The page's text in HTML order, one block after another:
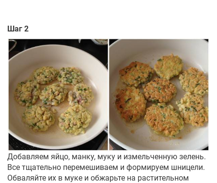
Шаг 2
Добавляем яйцо, манку, муку и измельченную зелень.
Все тщательно перемешиваем и формируем шницели.
Обваляйте их в муке и обжарьте на растительном